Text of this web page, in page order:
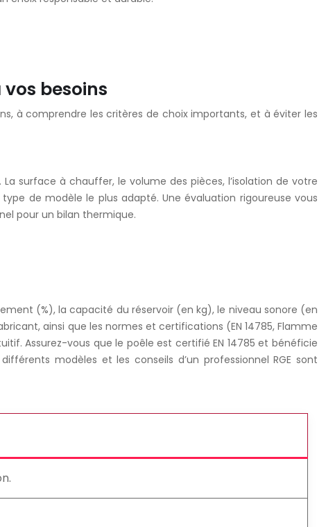
besoins
à comprendre les critères de choix importants, et à éviter les
surface à chauffer, le volume des pièces, l’isolation de votre
de modèle le plus adapté. Une évaluation rigoureuse vous
pour un bilan thermique.
(%), la capacité du réservoir (en kg), le niveau sonore (en
ainsi que les normes et certifications (EN 14785, Flamme
Assurez-vous que le poêle est certifié EN 14785 et bénéficie
modèles et les conseils d’un professionnel RGE sont